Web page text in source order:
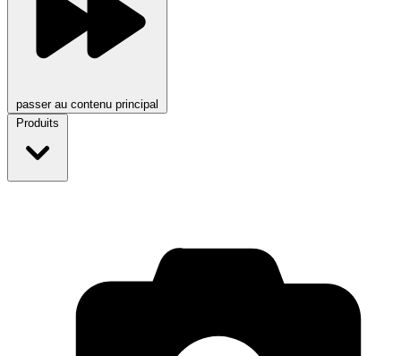
passer au contenu principal
Produits